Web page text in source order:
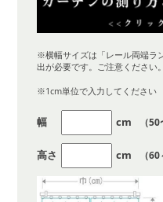
※横幅サイズは「レール両端ラ
出が必要です。ご注意ください。
※1cm単位で入力してください
幅 cm （
高さ cm （